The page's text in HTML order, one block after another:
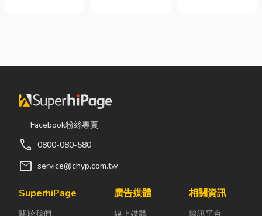
料行採購。除
齊全，也能依
照施工需求，
快速找到合適
插座、燈具、
馬達、衛浴設
關產品。 無論
共同噩夢。隨
越多屋主在老
管工程。到底
麼？它跟傳統
還是每天幫助
僅能快速排除
Facebook粉絲專頁
call 0800-080-580
mail service@chyp.com.tw
SuperhiPage
關於我們
廣告媒體
線上媒體
相關資訊
簡訊平台